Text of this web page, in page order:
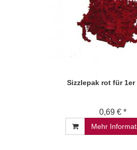
Sizzlepak rot für 1er
0,69 € *
Mehr